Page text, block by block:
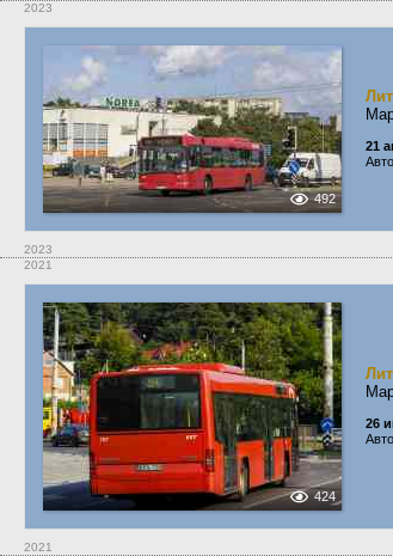
2023
492
21
2023
2021
424
26
2021